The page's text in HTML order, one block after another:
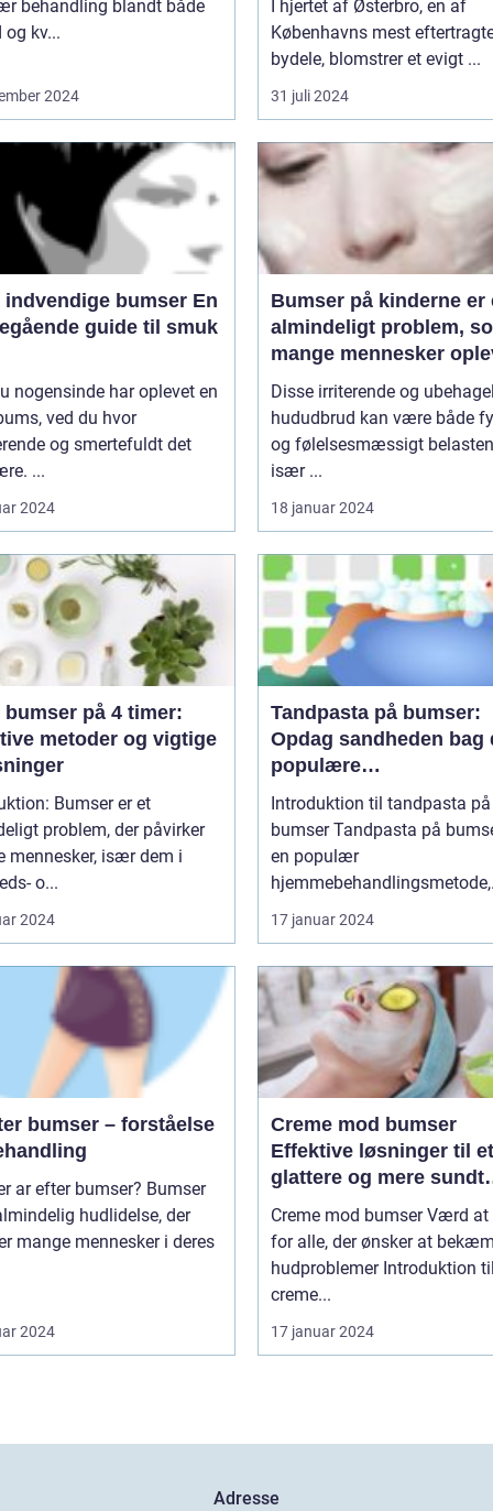
behandling blandt både
kv...
2024
I hjertet af Østerbro, en af
Københavns mest
bydele, blomstrer et evigt ...
31 juli 2024
bumser En
guide til smuk
nogensinde har oplevet en
ved du hvor
og smertefuldt det
...
2024
Bumser på kinderne er
almindeligt problem,
mange mennesker
løbet af deres liv
Disse irriterende og
hududbrud kan være både
og følelsesmæssigt
især ...
18 januar 2024
bumser på 4 timer:
metoder og vigtige
Bumser er et
problem, der påvirker
mennesker, især dem i
o...
2024
Tandpasta på bumser:
Opdag sandheden bag
populære
Introduktion til tandpasta på
bumser Tandpasta på bumser er
en populær
hjemmebehandlingsmetode,
som...
17 januar 2024
bumser – forståelse
efter bumser? Bumser
hudlidelse, der
mange mennesker i deres
2024
Creme mod bumser
Effektive løsninger til et
glattere og mere sundt
udseende
Creme mod bumser Værd at vide
for alle, der ønsker at
hudproblemer Introduktion til
creme...
17 januar 2024
Adresse